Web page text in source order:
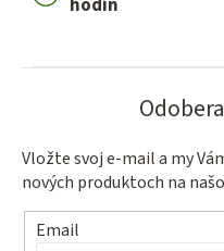
hodín
Vložte svoj e-mail a my
nových produktoch na
Email